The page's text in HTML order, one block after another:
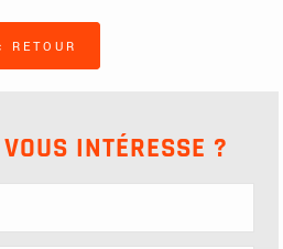
RETOUR
INTÉRESSE ?